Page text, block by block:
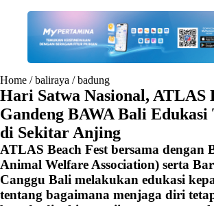
Home /baliraya /badung
Hari Satwa Nasional, ATLAS
Gandeng BAWA Bali Edukasi
di Sekitar Anjing
ATLAS Beach Fest bersama dengan
Animal Welfare Association) serta
Canggu Bali melakukan edukasi
tentang bagaimana menjaga diri